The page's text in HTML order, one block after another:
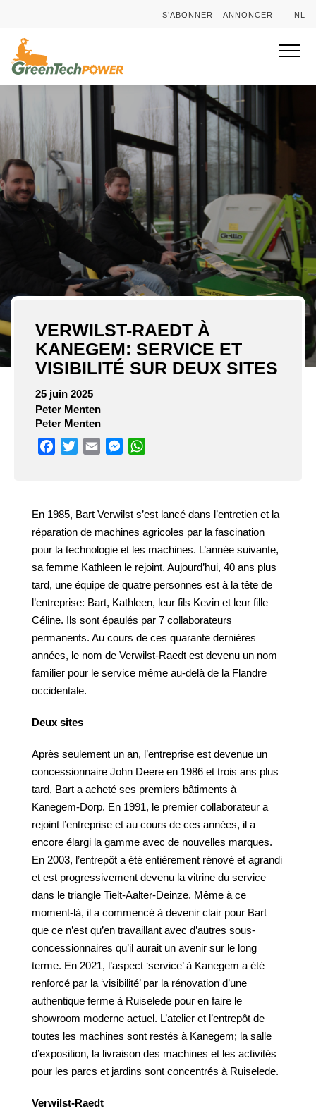
S’ABONNER ANNONCER NL
VERWILST-RAEDT À
KANEGEM: SERVICE ET
VISIBILITÉ SUR DEUX SITES
25 juin 2025
Peter Menten
Peter Menten
Facebook
TwitterEmail Messenger
En 1985, Bart Verwilst s’est lancé dans l’entretien et la
réparation de machines agricoles par la fascination
pour la technologie et les machines. L’année suivante,
sa femme Kathleen le rejoint. Aujourd’hui, 40 ans plus
tard, une équipe de quatre personnes est à la tête de
l’entreprise: Bart, Kathleen, leur fils Kevin et leur fille
Céline. Ils sont épaulés par 7 collaborateurs
permanents. Au cours de ces quarante dernières
années, le nom de Verwilst-Raedt est devenu un nom
familier pour le service même au-delà de la Flandre
occidentale.
Deux sites
Après seulement un an, l’entreprise est devenue un
concessionnaire John Deere en 1986 et trois ans plus
tard, Bart a acheté ses premiers bâtiments à
Kanegem-Dorp. En 1991, le premier collaborateur a
rejoint l’entreprise et au cours de ces années, il a
encore élargi la gamme avec de nouvelles marques.
En 2003, l’entrepôt a été entièrement rénové et agrandi
et est progressivement devenu la vitrine du service
dans le triangle Tielt-Aalter-Deinze. Même à ce
moment-là, il a commencé à devenir clair pour Bart
que ce n’est qu’en travaillant avec d’autres sous-
concessionnaires qu’il aurait un avenir sur le long
terme. En 2021, l’aspect ‘service’ à Kanegem a été
renforcé par la ‘visibilité’ par la rénovation d’une
authentique ferme à Ruiselede pour en faire le
showroom moderne actuel. L’atelier et l’entrepôt de
toutes les machines sont restés à Kanegem; la salle
d’exposition, la livraison des machines et les activités
pour les parcs et jardins sont concentrés à Ruiselede.
Verwilst-Raedt